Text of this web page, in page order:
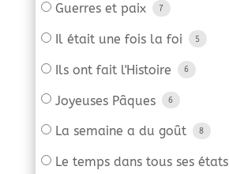
Guerres et paix 7
Il était une fois la foi 5
Ils ont fait l'Histoire 6
Joyeuses Pâques 6
La semaine a du goût 8
Le temps dans tous ses états